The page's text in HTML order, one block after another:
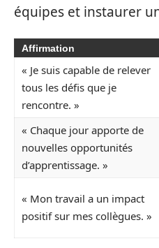
équipes et instaurer
Affirmation
« Je suis capable de relever
tous les défis que je
rencontre. »
« Chaque jour apporte de
nouvelles opportunités
d’apprentissage. »
« Mon travail a un impact
positif sur mes collègues. »